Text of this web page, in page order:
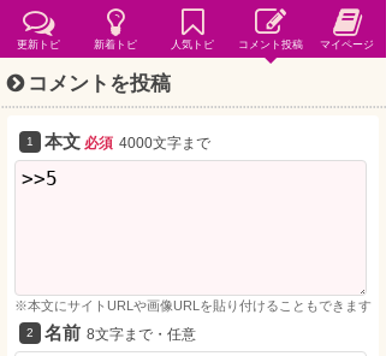
コメントを投稿
本文 必須 4000文字まで
※本文にサイトURLや画像URLを貼り付けることもできます
名前 8文字まで・任意
更新トピ 新着トピ 人気トピ コメント投稿 マイページ